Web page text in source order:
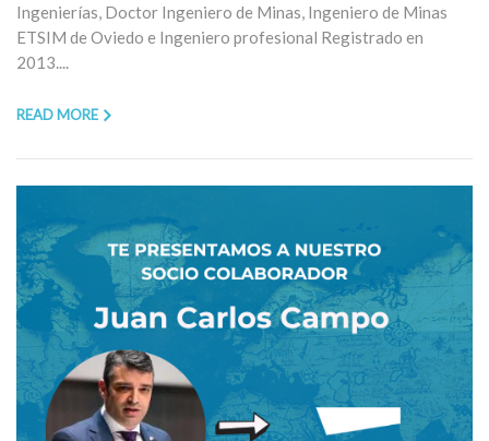
Ingenierías, Doctor Ingeniero de Minas, Ingeniero de Minas
ETSIM de Oviedo e Ingeniero profesional Registrado en
2013....
READ MORE